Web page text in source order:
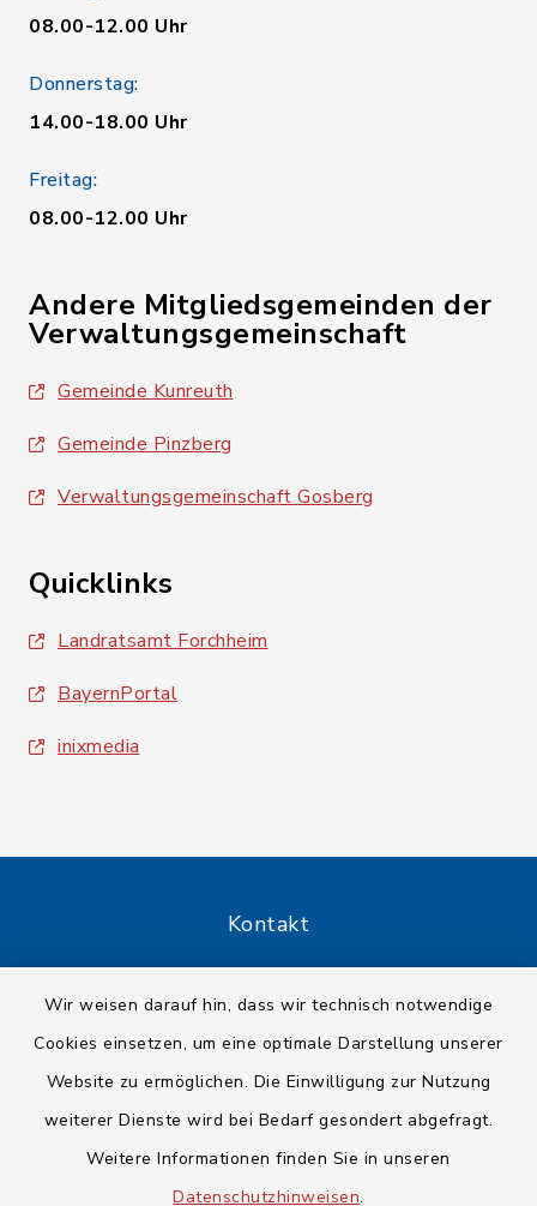
Wir weisen darauf hin, dass wir technisch notwendige
Cookies einsetzen, um eine optimale Darstellung unserer
Website zu ermöglichen. Die Einwilligung zur Nutzung
weiterer Dienste wird bei Bedarf gesondert abgefragt.
Weitere Informationen finden Sie in unseren
Datenschutzhinweisen.
08.00-12.00 Uhr
Donnerstag:
14.00-18.00 Uhr
Freitag:
08.00-12.00 Uhr
Andere Mitgliedsgemeinden der
Verwaltungsgemeinschaft
Gemeinde Kunreuth
Gemeinde Pinzberg
Verwaltungsgemeinschaft Gosberg
Quicklinks
Landratsamt Forchheim
BayernPortal
inixmedia
Kontakt
Datenschutz
Impressum
Sitemap